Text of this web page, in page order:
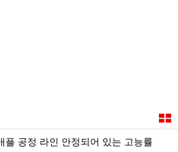
플 공정 라인 안정되어 있는 고능률